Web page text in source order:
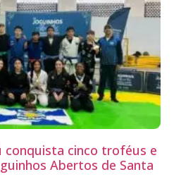
conquista cinco troféus e
Abertos de Santa